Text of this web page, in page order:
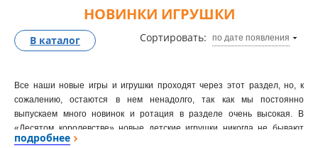
НОВИНКИ ИГРУШКИ
Сортировать: по дате появления
В каталог
Все наши новые игры и игрушки проходят через этот раздел, но, к
сожалению, остаются в нем ненадолго, так как мы постоянно
выпускаем много новинок и ротация в разделе очень высокая. В
«Десятом королевстве» новые детские игрушки никогда не бывают
«сырыми», многие перед выпуском отыгрываются и доводятся до ума
подробнее